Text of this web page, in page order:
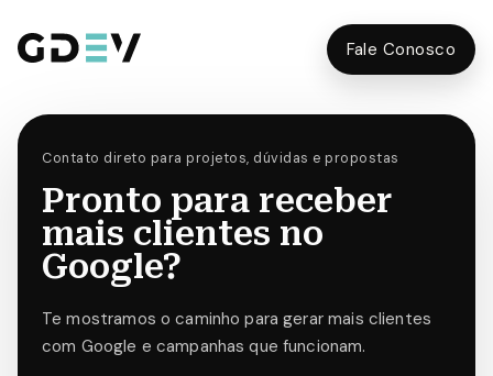
Fale Conosco
Contato direto para projetos, dúvidas e propostas
Pronto para receber
mais clientes no
Google?
Te mostramos o caminho para gerar mais clientes
com Google e campanhas que funcionam.